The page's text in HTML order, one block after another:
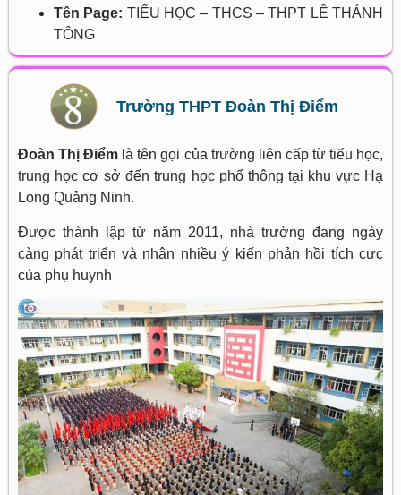
Tên Page: TIỂU HỌC – THCS – THPT LÊ THÁNH
TÔNG
Trường THPT Đoàn Thị Điểm
Đoàn Thị Điểm là tên gọi của trường liên cấp từ tiểu học,
trung học cơ sở đến trung học phổ thông tại khu vực Hạ
Long Quảng Ninh.
Được thành lập từ năm 2011, nhà trường đang ngày
càng phát triển và nhận nhiều ý kiến phản hồi tích cực
của phụ huynh